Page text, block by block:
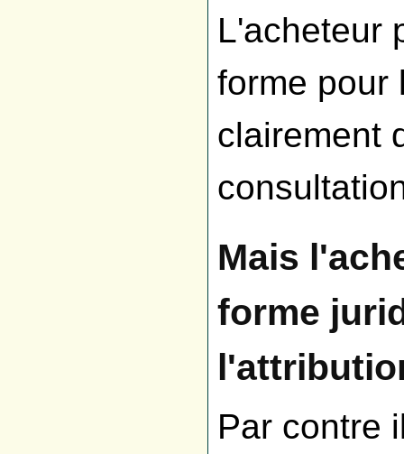
L'acheteur
forme pour
clairement
Mais
forme
Par contre